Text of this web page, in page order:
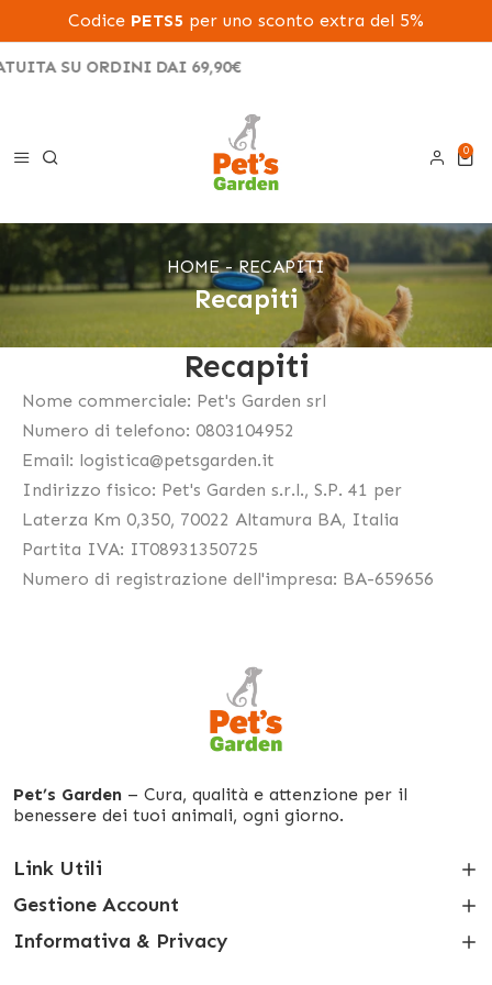
Codice PETS5 per uno sconto extra del 5%
SU ORDINI DAI 69,90€
00
HOME RECAPITI
Recapiti
Recapiti
Nome commerciale: Pet's Garden srl
Numero di telefono: 0803104952
Email: logistica@petsgarden.it
Indirizzo fisico: Pet's Garden s.r.l., S.P. 41 per
Laterza Km 0,350, 70022 Altamura BA, Italia
Partita IVA: IT08931350725
Numero di registrazione dell'impresa: BA-659656
Pet’s Garden – Cura, qualità e attenzione per il
benessere dei tuoi animali, ogni giorno.
Link Utili
Gestione Account
Informativa & Privacy